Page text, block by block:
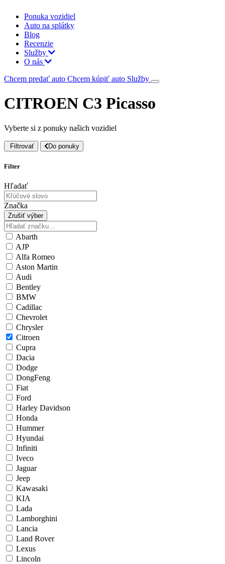
Ponuka vozidiel
Auto na splátky
Blog
Recenzie
Služby
O nás
Chcem predať auto Chcem kúpiť auto Služby
CITROEN C3 Picasso
Vyberte si z ponuky našich vozidiel
Filtrovať Do ponuky
Filter
Hľadať
Značka
Zrušiť výber
Abarth
AJP
Alfa Romeo
Aston Martin
Audi
Bentley
BMW
Cadillac
Chevrolet
Chrysler
Citroen
Cupra
Dacia
Dodge
DongFeng
Fiat
Ford
Harley Davidson
Honda
Hummer
Hyundai
Infiniti
Iveco
Jaguar
Jeep
Kawasaki
KIA
Lada
Lamborghini
Lancia
Land Rover
Lexus
Lincoln